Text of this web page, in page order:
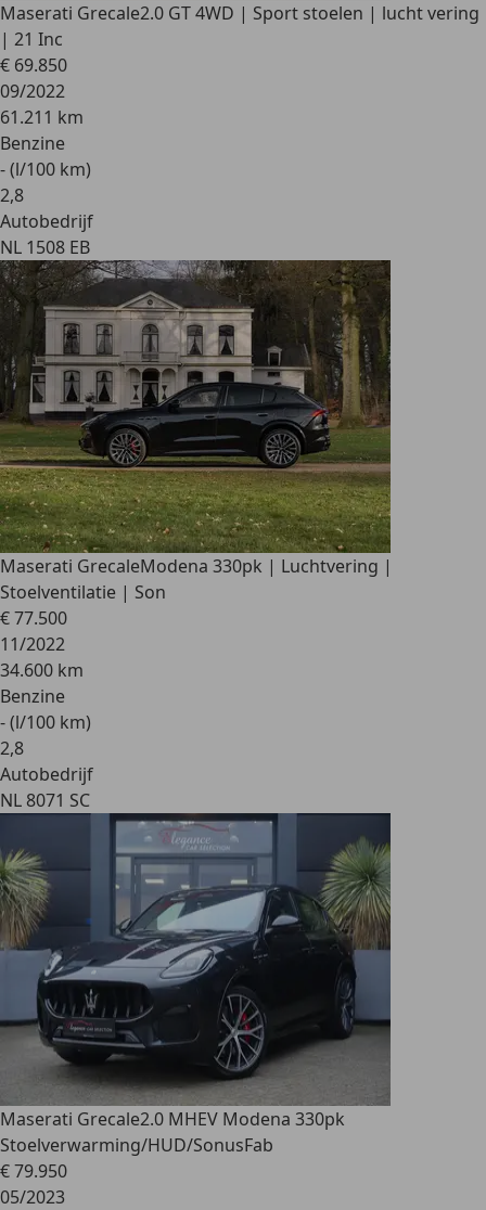
Maserati Grecale2.0 GT 4WD | Sport stoelen | lucht vering
| 21 Inc
€ 69.850
09/2022
61.211 km
Benzine
- (l/100 km)
2,8
Autobedrijf
NL 1508 EB
Maserati GrecaleModena 330pk | Luchtvering |
Stoelventilatie | Son
€ 77.500
11/2022
34.600 km
Benzine
- (l/100 km)
2,8
Autobedrijf
NL 8071 SC
Maserati Grecale2.0 MHEV Modena 330pk
Stoelverwarming/HUD/SonusFab
€ 79.950
05/2023